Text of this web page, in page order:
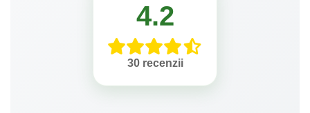
4.2
30 recenzii